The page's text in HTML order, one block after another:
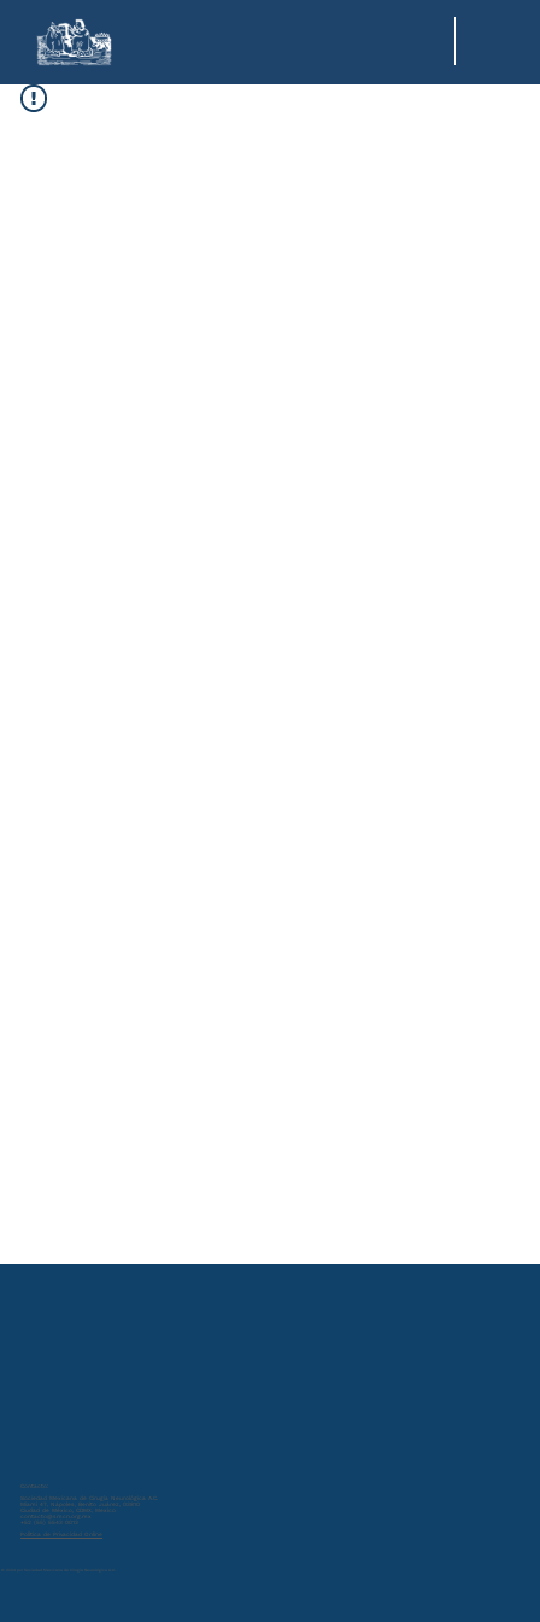
© 2024 por Sociedad Mexicana de Cirugía Neurológica A.C.
Contacto:
Sociedad Mexicana de Cirugía Neurológica A.C.
Miami 47, Nápoles, Benito Juárez, 03810
Ciudad de México, CDMX, Mexico
contacto@smcn.org.mx
+52 (55) 5543 0013
Política de Privacidad Online